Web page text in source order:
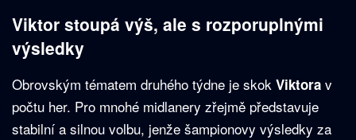
Viktor stoupá výš, ale s rozporuplnými
výsledky
Obrovským tématem druhého týdne je skok Viktora v
počtu her. Pro mnohé midlanery zřejmě představuje
stabilní a silnou volbu, jenže šampionovy výsledky za